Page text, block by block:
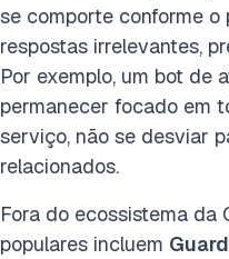
se comporte conforme
respostas irrelevantes,
Por exemplo, um bot de
permanecer focado em
serviço, não se desviar
relacionados.
Fora do ecossistema da
populares incluem